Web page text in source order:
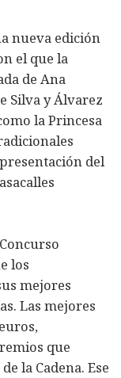
nueva edición
el que la
de Ana
Silva y Álvarez
la Princesa
del
los
mejores
Las mejores
que
la Cadena. Ese